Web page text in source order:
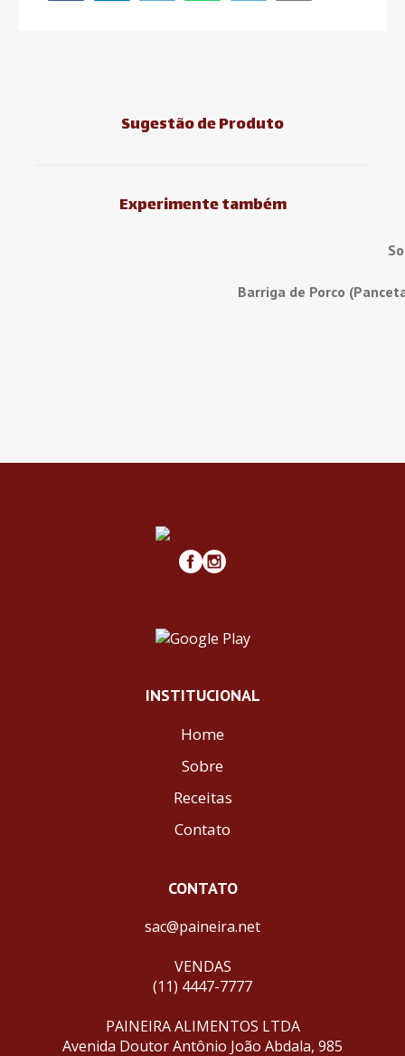
Sugestão de Produto
Experimente também
Barriga de Porco
INSTITUCIONAL
Home
Sobre
Receitas
Contato
CONTATO
sac@paineira.net
VENDAS
(11) 4447-7777
PAINEIRA ALIMENTOS LTDA
Avenida Doutor Antônio João Abdala, 985